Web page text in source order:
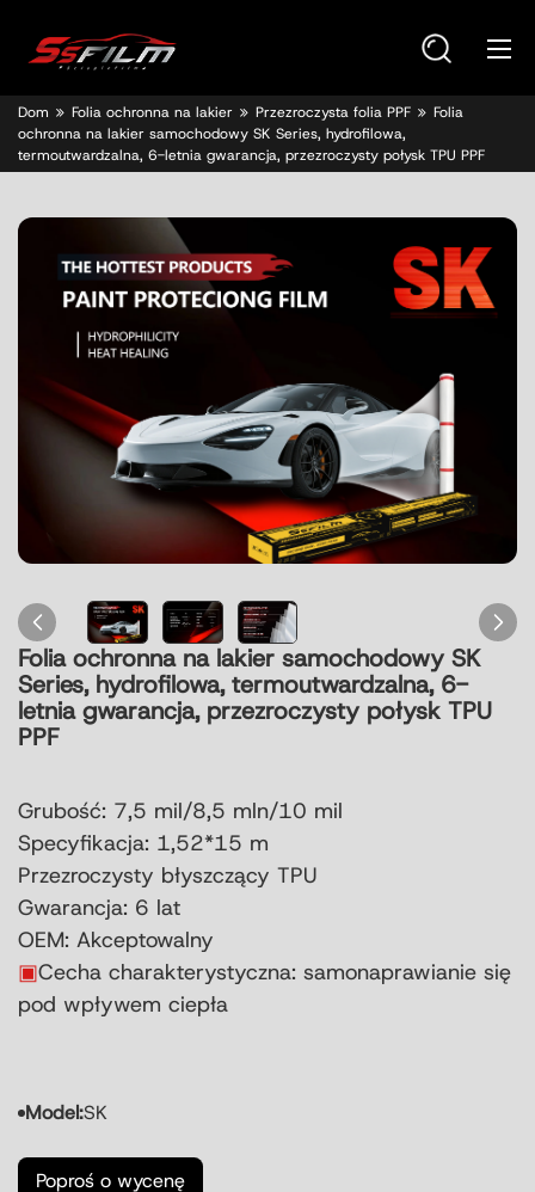
Dom Folia ochronna na lakier Przezroczysta folia PPF
Folia
ochronna na lakier samochodowy SK Series, hydrofilowa,
termoutwardzalna, 6-letnia gwarancja, przezroczysty połysk TPU PPF
Folia ochronna na lakier samochodowy SK
Series, hydrofilowa, termoutwardzalna, 6-
letnia gwarancja, przezroczysty połysk TPU
PPF
Grubość: 7,5 mil/8,5 mln/10 mil
Specyfikacja: 1,52*15 m
Przezroczysty błyszczący TPU
Gwarancja: 6 lat
OEM: Akceptowalny
▣Cecha charakterystyczna: samonaprawianie się
pod wpływem ciepła
Model:SK
Poproś o wycenę